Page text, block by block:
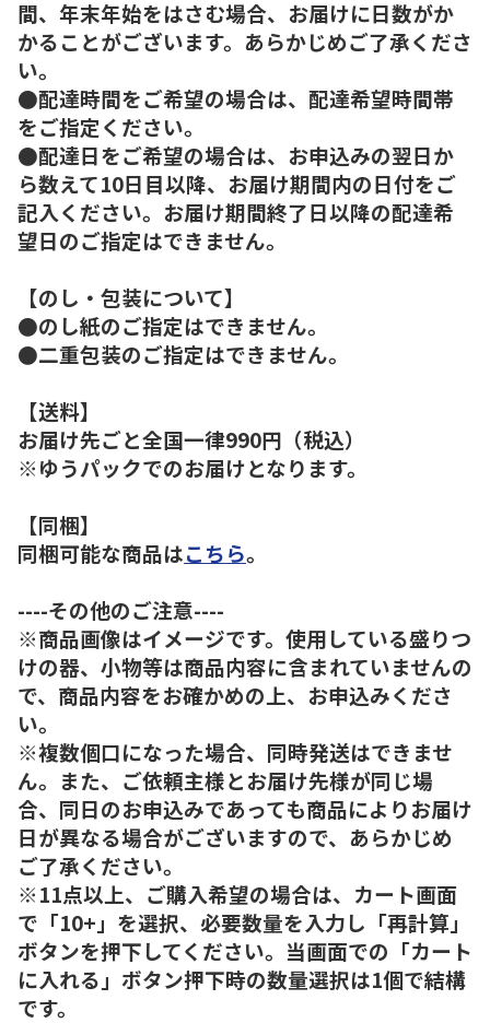
間、年末年始をはさむ場合、お届けに日数がか
かることがございます。あらかじめご了承くださ
い。
●配達時間をご希望の場合は、配達希望時間帯
をご指定ください。
●配達日をご希望の場合は、お申込みの翌日か
ら数えて10日目以降、お届け期間内の日付をご
記入ください。お届け期間終了日以降の配達希
望日のご指定はできません。
【のし・包装について】
●のし紙のご指定はできません。
●二重包装のご指定はできません。
【送料】
お届け先ごと全国一律990円（税込）
※ゆうパックでのお届けとなります。
【同梱】
同梱可能な商品はこちら。
----その他のご注意----
※商品画像はイメージです。使用している盛りつ
けの器、小物等は商品内容に含まれていませんの
で、商品内容をお確かめの上、お申込みくださ
い。
※複数個口になった場合、同時発送はできませ
ん。また、ご依頼主様とお届け先様が同じ場
合、同日のお申込みであっても商品によりお届け
日が異なる場合がございますので、あらかじめ
ご了承ください。
※11点以上、ご購入希望の場合は、カート画面
で「10+」を選択、必要数量を入力し「再計算」
ボタンを押下してください。当画面での「カート
に入れる」ボタン押下時の数量選択は1個で結構
です。